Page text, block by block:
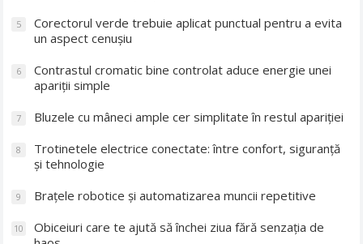
5
Corectorul verde trebuie aplicat punctual pentru a evita
un aspect cenușiu
6
Contrastul cromatic bine controlat aduce energie unei
apariții simple
7 Bluzele cu mâneci ample cer simplitate în restul apariției
8
Trotinetele electrice conectate: între confort, siguranță
și tehnologie
9 Brațele robotice și automatizarea muncii repetitive
10
Obiceiuri care te ajută să închei ziua fără senzația de